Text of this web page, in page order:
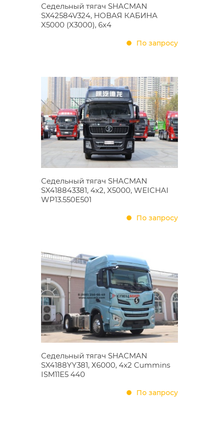
Седельный тягач SHACMAN
SX42584V324, НОВАЯ КАБИНА
X5000 (X3000), 6х4
По запросу
Седельный тягач SHACMAN
SX418843381, 4х2, X5000, WEICHAI
WP13.550E501
По запросу
Седельный тягач SHACMAN
SX4188YY381, Х6000, 4х2 Cummins
ISM11E5 440
По запросу